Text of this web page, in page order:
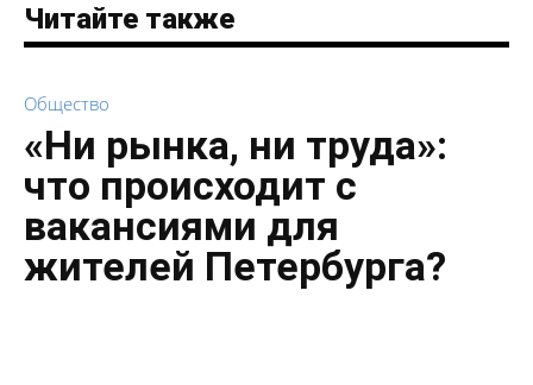
Читайте также
Общество
«Ни рынка, ни труда»:
что происходит с
вакансиями для
жителей Петербурга?